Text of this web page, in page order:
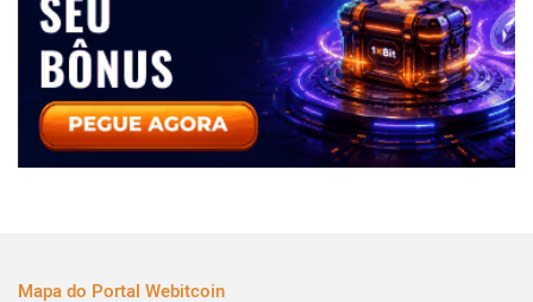
Mapa do Portal Webitcoin